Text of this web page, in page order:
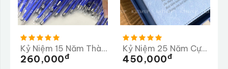
Kỷ Niệm 15 Năm Thành Lập Trường Tiểu Học Ngọc Linh
260,000Đ
Kỷ Niệm 25 Năm Cựu Học Sinh Trường THPT Thống Nhất A
450,000Đ